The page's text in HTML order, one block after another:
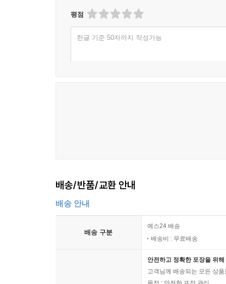
평점
한글 기준 50자까지 작성가능
배송/반품/교환 안내
배송 안내
배송 구분
예스24 배송
배송비 : 무료배송
안전하고 정확한 포장을 위
고객님께 배송되는 모든 상